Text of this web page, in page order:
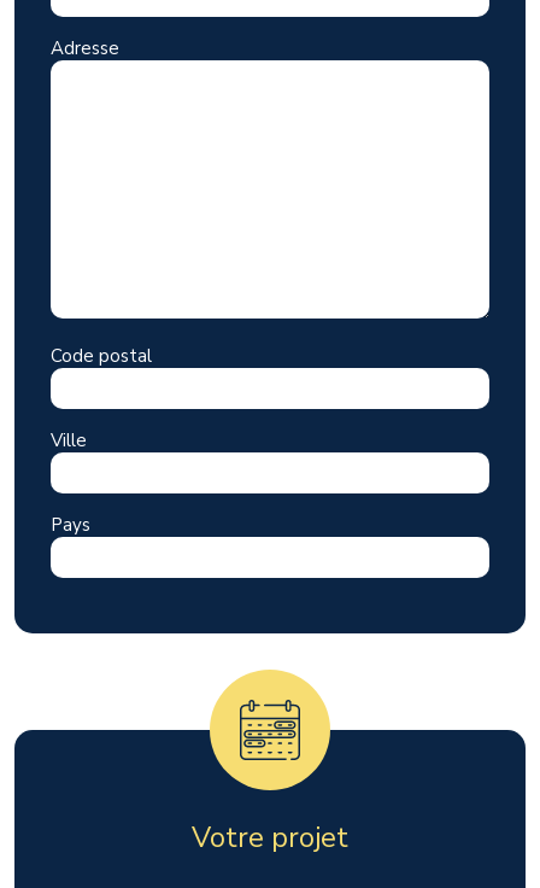
Adresse
Code postal
Ville
Pays
Votre projet